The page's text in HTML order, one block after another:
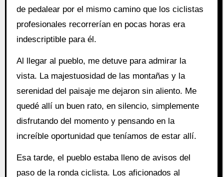
de pedalear por el mismo camino que los ciclistas
profesionales recorrerían en pocas horas era
indescriptible para él.
Al llegar al pueblo, me detuve para admirar la
vista. La majestuosidad de las montañas y la
serenidad del paisaje me dejaron sin aliento. Me
quedé allí un buen rato, en silencio, simplemente
disfrutando del momento y pensando en la
increíble oportunidad que teníamos de estar allí.
Esa tarde, el pueblo estaba lleno de avisos del
paso de la ronda ciclista. Los aficionados al